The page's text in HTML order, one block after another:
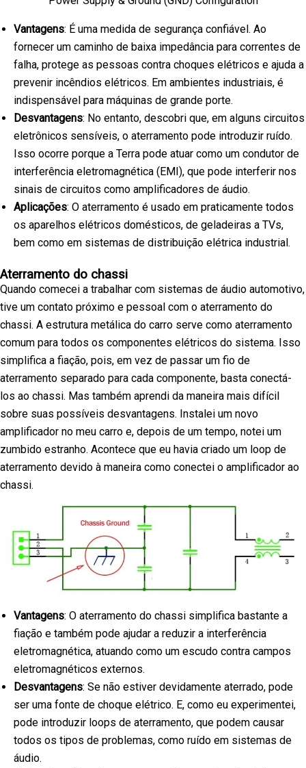
Vantagens: É uma medida de segurança confiável. Ao
fornecer um caminho de baixa impedância para correntes de
falha, protege as pessoas contra choques elétricos e ajuda a
prevenir incêndios elétricos. Em ambientes industriais, é
indispensável para máquinas de grande porte.
Desvantagens: No entanto, descobri que, em alguns circuitos
eletrônicos sensíveis, o aterramento pode introduzir ruído.
Isso ocorre porque a Terra pode atuar como um condutor de
interferência eletromagnética (EMI), que pode interferir nos
sinais de circuitos como amplificadores de áudio.
Aplicações: O aterramento é usado em praticamente todos
os aparelhos elétricos domésticos, de geladeiras a TVs,
bem como em sistemas de distribuição elétrica industrial.
Aterramento do chassi
Quando comecei a trabalhar com sistemas de áudio automotivo,
tive um contato próximo e pessoal com o aterramento do
chassi. A estrutura metálica do carro serve como aterramento
comum para todos os componentes elétricos do sistema. Isso
simplifica a fiação, pois, em vez de passar um fio de
aterramento separado para cada componente, basta conectá-
los ao chassi. Mas também aprendi da maneira mais difícil
sobre suas possíveis desvantagens. Instalei um novo
amplificador no meu carro e, depois de um tempo, notei um
zumbido estranho. Acontece que eu havia criado um loop de
aterramento devido à maneira como conectei o amplificador ao
chassi.
Vantagens: O aterramento do chassi simplifica bastante a
fiação e também pode ajudar a reduzir a interferência
eletromagnética, atuando como um escudo contra campos
eletromagnéticos externos.
Desvantagens: Se não estiver devidamente aterrado, pode
ser uma fonte de choque elétrico. E, como eu experimentei,
pode introduzir loops de aterramento, que podem causar
todos os tipos de problemas, como ruído em sistemas de
áudio.